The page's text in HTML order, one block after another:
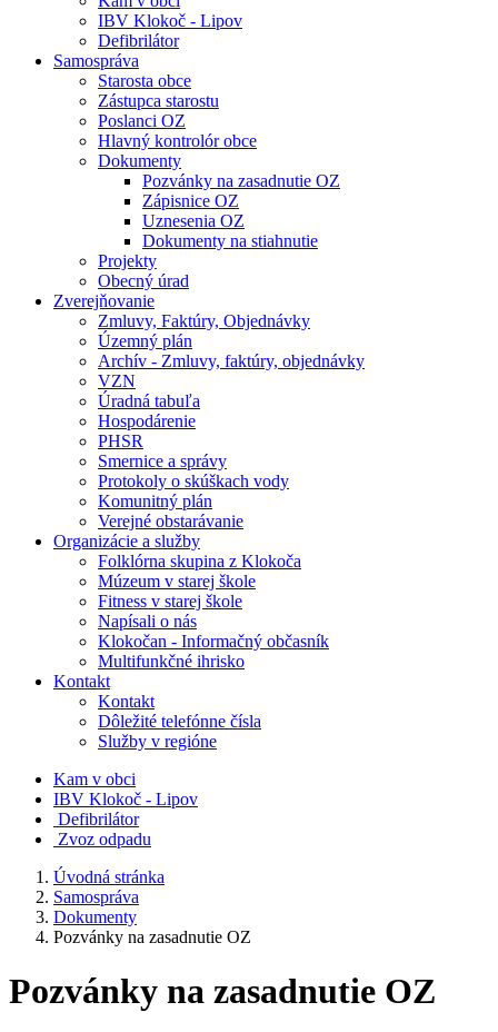
IBV Klokoč - Lipov
Defibrilátor
Samospráva
Starosta obce
Zástupca starostu
Poslanci OZ
Hlavný kontrolór obce
Dokumenty
Pozvánky na zasadnutie OZ
Zápisnice OZ
Uznesenia OZ
Dokumenty na stiahnutie
Projekty
Obecný úrad
Zverejňovanie
Zmluvy, Faktúry, Objednávky
Územný plán
Archív - Zmluvy, faktúry, objednávky
VZN
Úradná tabuľa
Hospodárenie
PHSR
Smernice a správy
Protokoly o skúškach vody
Komunitný plán
Verejné obstarávanie
Organizácie a služby
Folklórna skupina z Klokoča
Múzeum v starej škole
Fitness v starej škole
Napísali o nás
Klokočan - Informačný občasník
Multifunkčné ihrisko
Kontakt
Kontakt
Dôležité telefónne čísla
Služby v regióne
Kam v obci
IBV Klokoč - Lipov
Defibrilátor
Zvoz odpadu
Úvodná stránka
Samospráva
Dokumenty
Pozvánky na zasadnutie OZ
Pozvánky na zasadnutie OZ